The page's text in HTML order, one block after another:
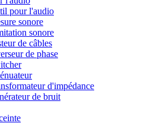
pour l'audio
sonore
sonore
de câbles
de phase
d'impédance
de bruit